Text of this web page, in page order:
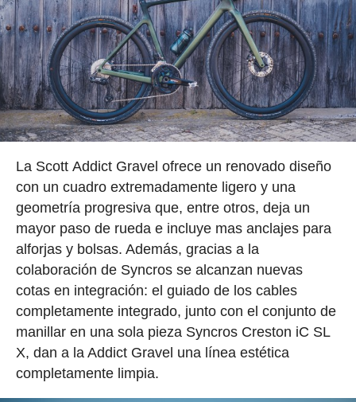
La Scott Addict Gravel ofrece un renovado diseño
con un cuadro extremadamente ligero y una
geometría progresiva que, entre otros, deja un
mayor paso de rueda e incluye mas anclajes para
alforjas y bolsas. Además, gracias a la
colaboración de Syncros se alcanzan nuevas
cotas en integración: el guiado de los cables
completamente integrado, junto con el conjunto de
manillar en una sola pieza Syncros Creston iC SL
X, dan a la Addict Gravel una línea estética
completamente limpia.